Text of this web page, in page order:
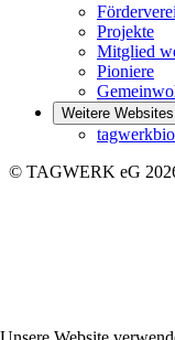
Projekte
Mitglied
Pioniere
Weitere Websites
© TAGWERK eG